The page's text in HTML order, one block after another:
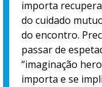
importa
do cuidado
do encontro.
passar de
“imaginação
importa e se